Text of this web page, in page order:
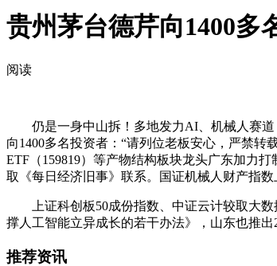
贵州茅台德芹向1400多
阅读
仍是一身中山拆！多地发力AI、机械人赛道
向1400多名投资者：“请列位老板安心，严禁转
ETF（159819）等产物结构板块龙头广东加力
取《每日经济旧事》联系。国证机械人财产指数
上证科创板50成份指数、中证云计较取大数
撑人工智能立异成长的若干办法》，山东也推
推荐资讯